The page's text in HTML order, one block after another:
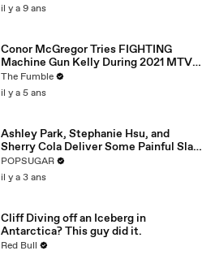
il y a 9 ans
Conor McGregor Tries FIGHTING
Machine Gun Kelly During 2021 MTV
VMA’s
The Fumble
il y a 5 ans
Ashley Park, Stephanie Hsu, and
Sherry Cola Deliver Some Painful Slaps
in Hilarious "Joy Ride" Clip
POPSUGAR
il y a 3 ans
Cliff Diving off an Iceberg in
Antarctica? This guy did it.
Red Bull